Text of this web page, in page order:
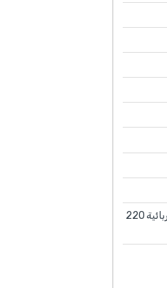
منشار ترددي خشب + حديد كهربائية 220